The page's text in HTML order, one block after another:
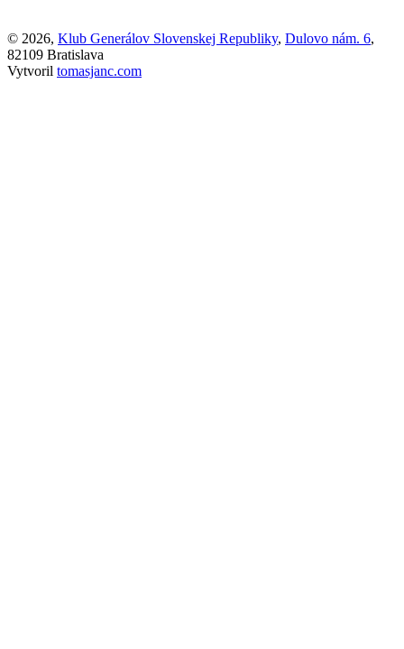
© 2026, Klub Generálov Slovenskej Republiky, Dulovo nám. 6,
82109 Bratislava
Vytvoril tomasjanc.com